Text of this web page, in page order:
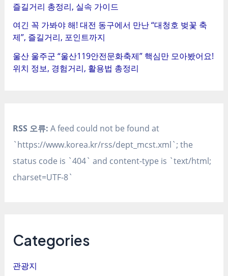
즐길거리 총정리, 실속 가이드
여긴 꼭 가봐야 해! 대전 동구에서 만난 “대청호 벚꽃 축
제”, 즐길거리, 포인트까지
울산 울주군 “울산119안전문화축제” 핵심만 모아봤어요!
위치 정보, 경험거리, 활용법 총정리
RSS 오류: A feed could not be found at
`https://www.korea.kr/rss/dept_mcst.xml`; the
status code is `404` and content-type is `text/html;
charset=UTF-8`
Categories
관광지